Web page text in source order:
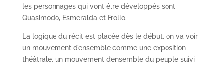
les personnages qui vont être développés sont
Quasimodo, Esmeralda et Frollo.
La logique du récit est placée dès le début, on va voir
un mouvement d’ensemble comme une exposition
théâtrale, un mouvement d’ensemble du peuple suivi